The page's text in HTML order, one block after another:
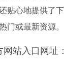
贴心地提供了
门或最新资源。
站入口网址：